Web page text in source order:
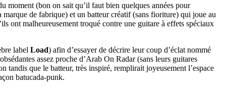
moment (bon on sait qu’il faut bien quelques années pour
de fabrique) et un batteur créatif (sans fioriture) qui joue au
ont malheureusement troqué contre une guitare à effets spéciaux
label Load) afin d’essayer de décrire leur coup d’éclat nommé
assez proche d’Arab On Radar (sans leurs guitares
tandis que le batteur, très inspiré, remplirait joyeusement l’espace
batucada-punk.